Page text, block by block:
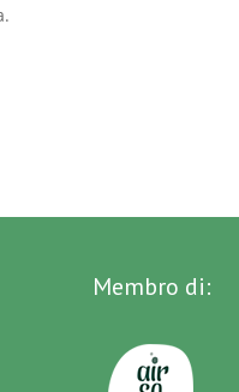
Membro di: